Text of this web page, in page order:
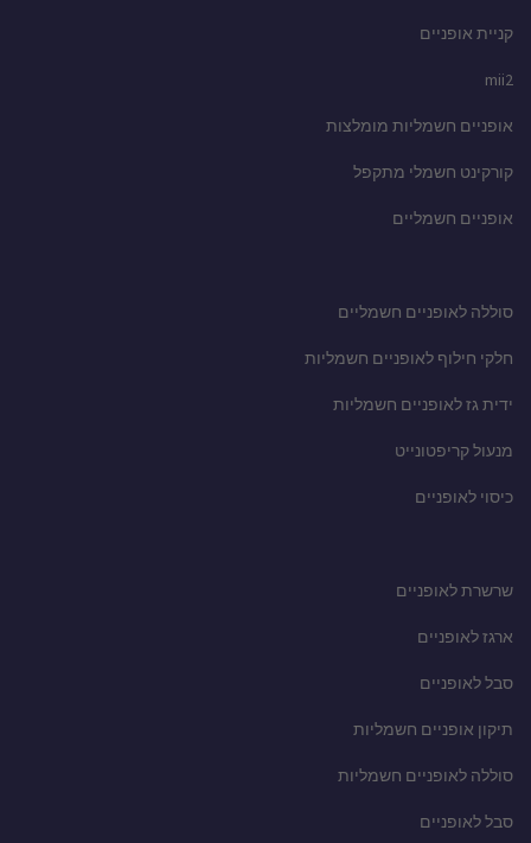
קניית אופניים
mii2
אופניים חשמליות מומלצות
קורקינט חשמלי מתקפל
אופניים חשמליים
סוללה לאופניים חשמליים
חלקי חילוף לאופניים חשמליות
ידית גז לאופניים חשמליות
מנעול קריפטונייט
כיסוי לאופניים
שרשרת לאופניים
ארגז לאופניים
סבל לאופניים
תיקון אופניים חשמליות
סוללה לאופניים חשמליות
סבל לאופניים